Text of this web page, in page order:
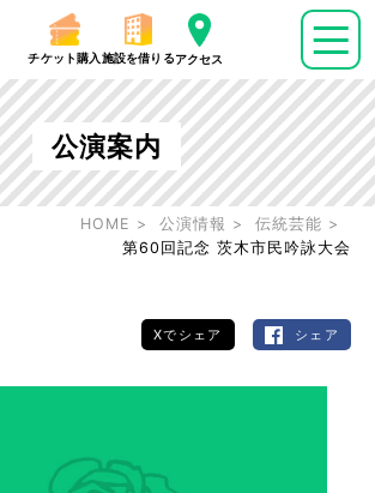
チケット購入 施設を借りるアクセス
公演案内
HOME 公演情報
伝統芸能
第60回記念 茨木市民吟詠大会
Xでシェア シェア